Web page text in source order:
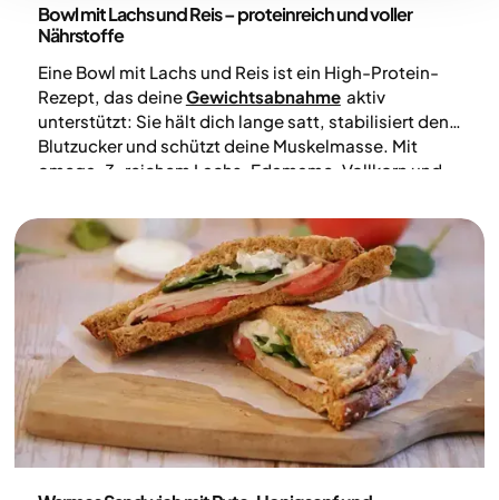
Bowl mit Lachs und Reis – proteinreich und voller
Nährstoffe
Eine Bowl mit Lachs und Reis ist ein High-Protein-
Rezept, das deineGewichtsabnahme aktiv
unterstützt: Sie hält dich lange satt, stabilisiert den
Blutzucker und schützt deine Muskelmasse. Mit
omega-3-reichem Lachs, Edamame, Vollkorn und
Körper für einen nachhaltigen Abnehmerfolg
benötigt.